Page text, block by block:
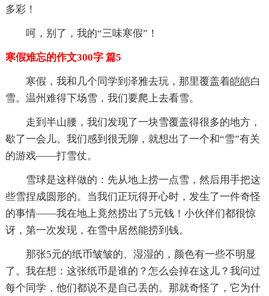
多彩！
呵，别了，我的“三味寒假”！
寒假难忘的作文300字 篇5
寒假，我和几个同学到泽雅去玩，那里覆盖着皑皑白
雪。温州难得下场雪，我们要爬上去看雪。
走到半山腰，我们发现了一块雪覆盖得很多的地方，
歇了一会儿。我们感到很无聊，就想出了一个和“雪”有关
的游戏——打雪仗。
雪球是这样做的：先从地上捞一点雪，然后用手把这
些雪捏成圆形的。当我们正玩得开心时，发生了一件奇怪
的事情——我在地上竟然捞出了5元钱！小伙伴们都很惊
讶，第一次发现，在雪中居然能捞到钱。
那张5元的纸币皱皱的、湿湿的，颜色有一些不明显
了。我在想：这张纸币是谁的？怎么会掉在这儿？我问过
每个同学，他们都说不是自己丢的。那就奇怪了，它为什